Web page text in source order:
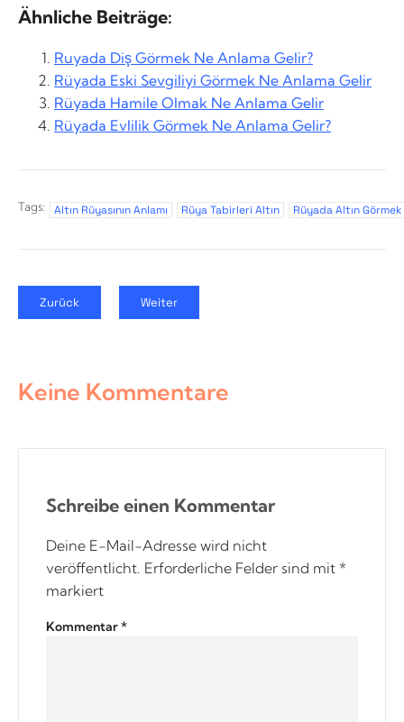
Ähnliche Beiträge:
Ruyada Diş Görmek Ne Anlama Gelir?
Rüyada Eski Sevgiliyi Görmek Ne Anlama Gelir
Rüyada Hamile Olmak Ne Anlama Gelir
Rüyada Evlilik Görmek Ne Anlama Gelir?
Tags: Altın Rüyasının Anlamı Rüya Tabirleri Altın Rüyada Altın Görmek
Zurück Weiter
Keine Kommentare
Schreibe einen Kommentar
Deine E-Mail-Adresse wird nicht
veröffentlicht. Erforderliche Felder sind mit *
markiert
Kommentar*